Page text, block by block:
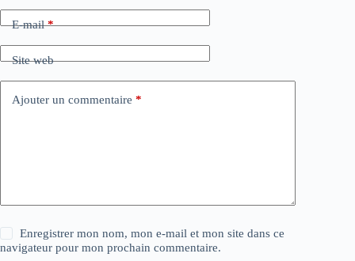
E-mail*
Site web
Ajouter un commentaire *
Enregistrer mon nom, mon e-mail et mon site dans ce
navigateur pour mon prochain commentaire.